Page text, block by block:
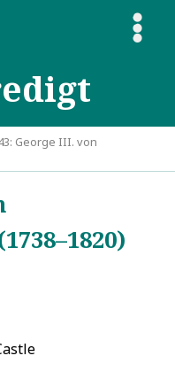
S
George III. von